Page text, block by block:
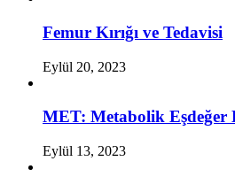
Femur Kırığı ve Tedavisi
Eylül 20, 2023
MET: Metabolik Eşdeğer
Eylül 13, 2023